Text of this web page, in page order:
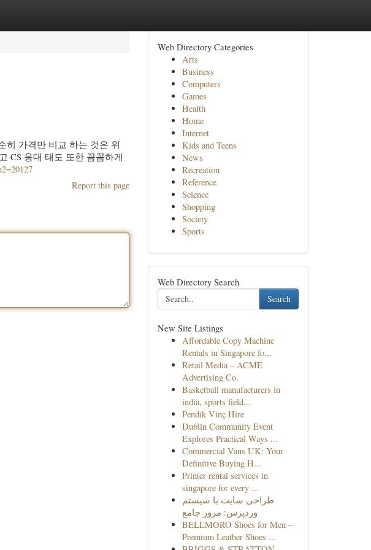
히 가격만 비교 하는 것은 위
CS 응대 태도 또한 꼼꼼하게
Report this page
Web Directory Categories
Arts
Business
Computers
Games
Health
Home
Internet
Kids and Teens
News
Recreation
Reference
Science
Shopping
Society
Sports
Web Directory Search
Search
New Site Listings
Affordable Copy Machine
Rentals in Singapore fo...
Retail Media – ACME
Advertising Co.
Basketball manufacturers in
india, sports field...
Pendik Vinç Hire
Dublin Community Event
Explores Practical Ways ...
Commercial Vans UK: Your
Definitive Buying H...
Printer rental services in
singapore for every ...
طراحی سایت با سیستم
وردپرس: مرور جامع
BELLMORO Shoes for Men –
Premium Leather Shoes ...